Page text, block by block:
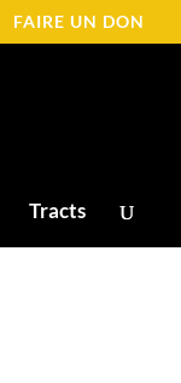
FAIRE UN DON
Tracts